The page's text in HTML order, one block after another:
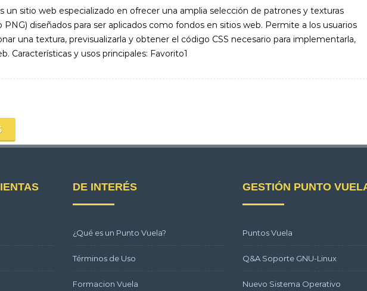
un sitio web especializado en ofrecer una amplia selección de patrones y texturas
diseñados para ser aplicados como fondos en sitios web. Permite a los usuarios
una textura, previsualizarla y obtener el código CSS necesario para implementarla,
Características y usos principales: Favorito1
DE INTERÉS
¿Qué es un Punto Vuela?
Términos de Uso
Formacion Vuela
GESTIÓN PUNTO
Puntos Vuela
Q&A Soporte GNU-Linux
Nuevo Sistema Operativo